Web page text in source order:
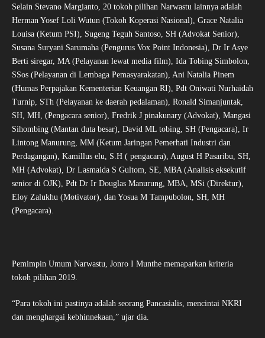
Selain Stevano Margianto, 20 tokoh pilihan Narwastu lainnya adalah
Herman Yosef Loli Wutun (Tokoh Koperasi Nasional), Grace Natalia
Louisa (Ketum PSI), Sugeng Teguh Santoso, SH (Advokat Senior),
Susana Suryani Sarumaha (Pengurus Vox Point Indonesia), Dr Ir Asye
Berti siregar, MA (Pelayanan lewat media film), Ida Tobing Simbolon,
SSos (Pelayanan di Lembaga Pemasyarakatan), Ani Natalia Pinem
(Humas Perpajakan Kementerian Keuangan RI), Pdt Oniwati Nurhaidah
Turnip, STh (Pelayanan ke daerah pedalaman), Ronald Simanjuntak,
SH, MH, (Pengacara senior), Fredrik J pinakunary (Advokat), Mangasi
Sihombing (Mantan duta besar), David ML tobing, SH (Pengacara), Ir
Lintong Manurung, MM (Ketum Jaringan Pemerhati Industri dan
Perdagangan), Kamillus elu, S.H ( pengacara), August H Pasaribu, SH,
MH (Advokat), Dr Lasmaida S Gultom, SE, MBA (Analisis eksekutif
senior di OJK), Pdt Dr Ir Douglas Manurung, MBA, MSi (Direktur),
Eloy Zalukhu (Motivator), dan Yosua M Tampubolon, SH, MH
(Pengacara).
Pemimpin Umum Narwastu, Jonro I Munthe memaparkan kriteria
tokoh pilihan 2019.
“Para tokoh ini pastinya adalah seorang Pancasialis, mencintai NKRI
dan menghargai kebhinnekaan,” ujar dia.